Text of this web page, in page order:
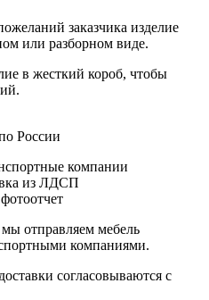
заказчика изделие
или разборном виде.
в жесткий короб, чтобы
России
компании
из ЛДСП
отправляем мебель
компаниями.
согласовываются с